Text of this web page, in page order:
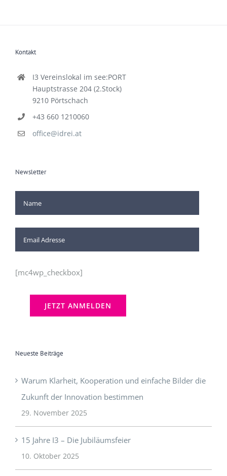
Kontakt
I3 Vereinslokal im see:PORT
Hauptstrasse 204 (2.Stock)
9210 Pörtschach
+43 660 1210060
office@idrei.at
Newsletter
[mc4wp_checkbox]
Neueste Beiträge
Warum Klarheit, Kooperation und einfache Bilder die
Zukunft der Innovation bestimmen
29. November 2025
15 Jahre I3 – Die Jubiläumsfeier
10. Oktober 2025